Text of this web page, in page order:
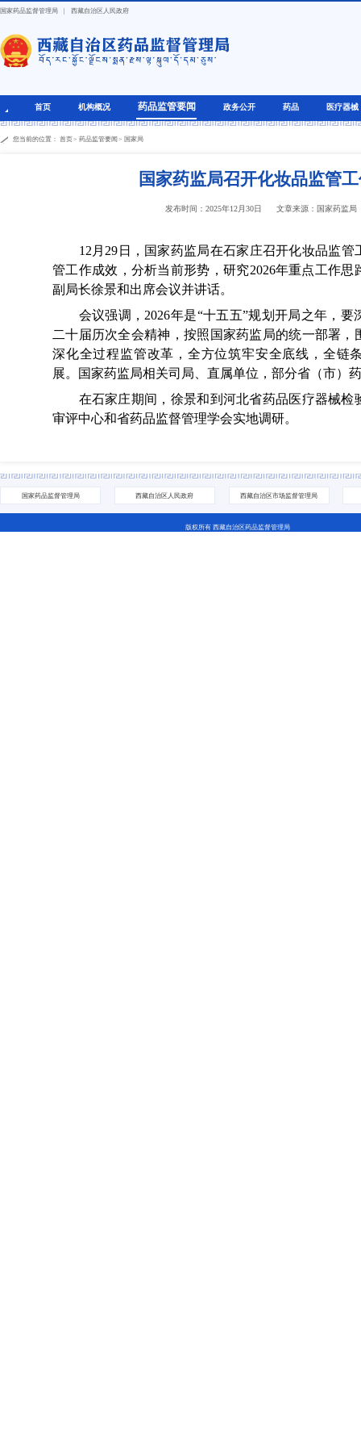
国家药品监督管理局 | 西藏自治区人民政府
首页 机构概况 药品监管要闻 政务公开 药品 医疗器械
您当前的位置： 首页> 药品监管要闻 > 国家局
国家药监局召开化妆品监管
发布时间：2025年12月30日 文章来源：国家药监局
12月29日，国家药监局在石家庄召开化妆品监管
管工作成效，分析当前形势，研究2026年重点工作
副局长徐景和出席会议并讲话。
会议强调，2026年是“十五五”规划开局之年，要
二十届历次全会精神，按照国家药监局的统一部署，
深化全过程监管改革，全方位筑牢安全底线，全链
展。国家药监局相关司局、直属单位，部分省（市）
在石家庄期间，徐景和到河北省药品医疗器械检
审评中心和省药品监督管理学会实地调研。
国家药品监督管理局 西藏自治区人民政府 西藏自治区市场监督管理局
版权所有 西藏自治区药品监督管理局